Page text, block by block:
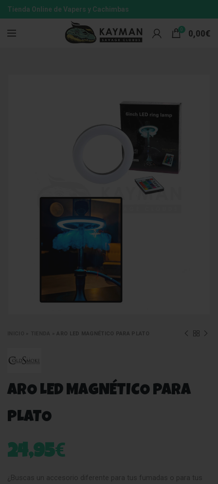
Tienda Online de Vapers y Cachimbas
0 0,00€
»ARO LED MAGNÉTICO PARA PLATO
ARO LED MAGNÉTICO PARA
PLATO
24,95€
¿Buscas un accesorio diferente para tus fumadas o para tus